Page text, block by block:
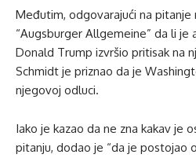
Međutim, odgovarajući na
“Augsburger Allgemeine” da li je
Donald Trump izvršio pritisak na
Schmidt je priznao da je
njegovoj odluci.
Iako je kazao da ne zna kakav je
pitanju, dodao je “da je postojao